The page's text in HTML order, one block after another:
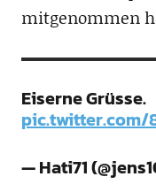
mitgenommen
Eiserne Grüsse.
pic.twitter.com/
— Hati71